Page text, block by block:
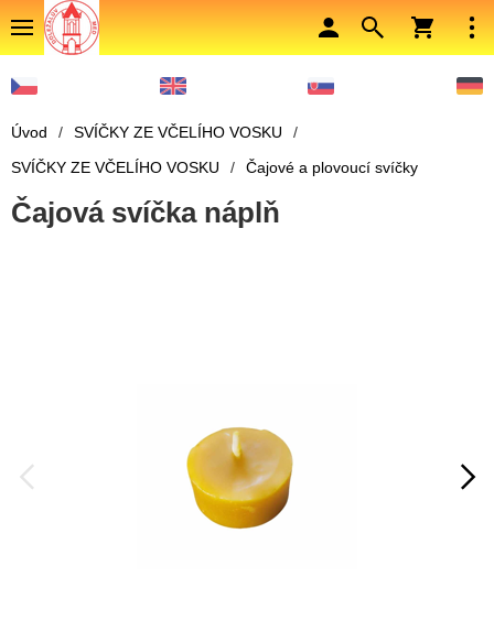
Úvod / SVÍČKY ZE VČELÍHO VOSKU
/
SVÍČKY ZE VČELÍHO VOSKU
/ Čajové a plovoucí svíčky
Čajová svíčka náplň